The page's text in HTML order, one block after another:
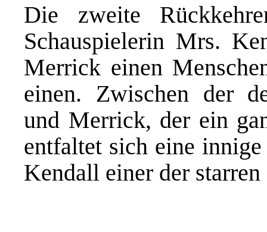
Die zweite
Schauspielerin Mrs.
Merrick einen
einen. Zwischen der
und Merrick, der ein
entfaltet sich eine
Kendall einer der